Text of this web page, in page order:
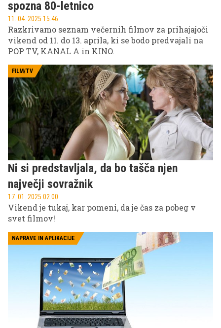
spozna 80-letnico
11. 04. 2025 15.46
Razkrivamo seznam večernih filmov za prihajajoči
vikend od 11. do 13. aprila, ki se bodo predvajali na
POP TV, KANAL A in KINO.
FILM/TV
Ni si predstavljala, da bo tašča njen
največji sovražnik
17. 01. 2025 02.00
Vikend je tukaj, kar pomeni, da je čas za pobeg v
svet filmov!
NAPRAVE IN APLIKACIJE